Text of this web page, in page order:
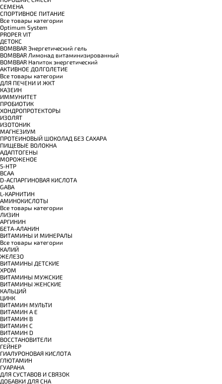
СЕМЕНА
СПОРТИВНОЕ ПИТАНИЕ
Все товары категории
Optimum System
PROPER VIT
ДЕТОКС
BOMBBAR Энергетический гель
BOMBBAR Лимонад витаминизированный
BOMBBAR Напиток энергетический
АКТИВНОЕ ДОЛГОЛЕТИЕ
Все товары категории
ДЛЯ ПЕЧЕНИ И ЖКТ
КАЗЕИН
ИММУНИТЕТ
ПРОБИОТИК
ХОНДРОПРОТЕКТОРЫ
ИЗОЛЯТ
ИЗОТОНИК
МАГНЕЗИУМ
ПРОТЕИНОВЫЙ ШОКОЛАД БЕЗ САХАРА
ПИЩЕВЫЕ ВОЛОКНА
АДАПТОГЕНЫ
МОРОЖЕНОЕ
5-HTP
BCAA
D-АСПАРГИНОВАЯ КИСЛОТА
GABA
L-КАРНИТИН
АМИНОКИСЛОТЫ
Все товары категории
ЛИЗИН
АРГИНИН
БЕТА-АЛАНИН
ВИТАМИНЫ И МИНЕРАЛЫ
Все товары категории
КАЛИЙ
ЖЕЛЕЗО
ВИТАМИНЫ ДЕТСКИЕ
ХРОМ
ВИТАМИНЫ МУЖСКИЕ
ВИТАМИНЫ ЖЕНСКИЕ
КАЛЬЦИЙ
ЦИНК
ВИТАМИН МУЛЬТИ
ВИТАМИН A E
ВИТАМИН B
ВИТАМИН C
ВИТАМИН D
ВОССТАНОВИТЕЛИ
ГЕЙНЕР
ГИАЛУРОНОВАЯ КИСЛОТА
ГЛЮТАМИН
ГУАРАНА
ДЛЯ СУСТАВОВ И СВЯЗОК
ДОБАВКИ ДЛЯ СНА